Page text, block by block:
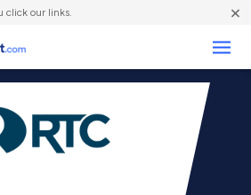
click our links. ×